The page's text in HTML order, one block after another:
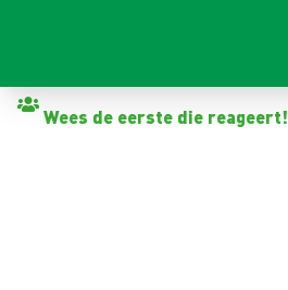
Wees de eerste die reageert!